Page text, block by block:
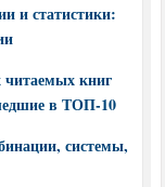
и статистики:
книг
в ТОП-10
системы,